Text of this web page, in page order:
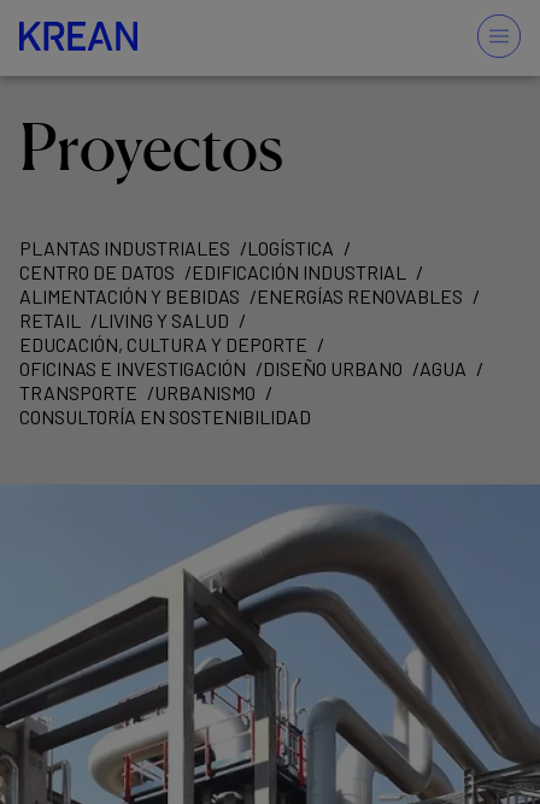
Proyectos
PLANTAS INDUSTRIALES
LOGÍSTICA
CENTRO DE DATOS
EDIFICACIÓN INDUSTRIAL
ALIMENTACIÓN Y BEBIDAS
ENERGÍAS RENOVABLES
RETAIL
LIVING Y SALUD
EDUCACIÓN, CULTURA Y DEPORTE
OFICINAS E INVESTIGACIÓN
DISEÑO URBANO
AGUA
TRANSPORTE
URBANISMO
CONSULTORÍA EN SOSTENIBILIDAD